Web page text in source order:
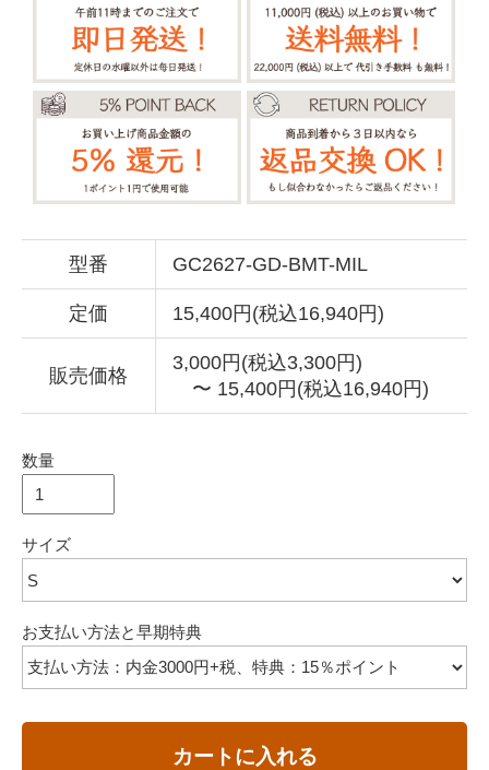
型番 GC2627-GD-BMT-MIL
定価 15,400円(税込16,940円)
販売価格
3,000円(税込3,300円)
〜 15,400円(税込16,940円)
数量
サイズ
お支払い方法と早期特典
カートに入れる